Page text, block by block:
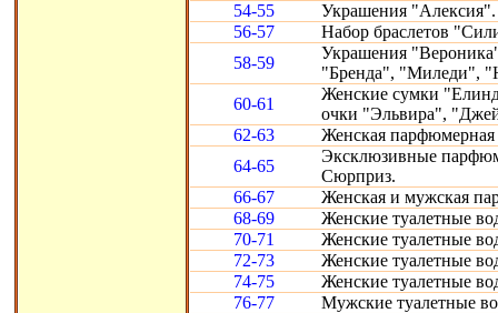
54-55
Украшения
56-57
Набор браслетов
58-59
Украшения
"Бренда", "Миледи",
60-61
Женские сумки
очки "Эльвира",
62-63
Женская
64-65
Эксклюзивные
Сюрприз.
66-67
Женская и мужская
68-69
Женские туалетные
70-71
Женские туалетные
72-73
Женские туалетные
74-75
Женские туалетные
76-77
Мужские туалетные